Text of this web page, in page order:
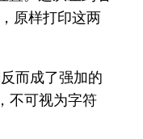
原样打印这两
而成了强加的
不可视为字符